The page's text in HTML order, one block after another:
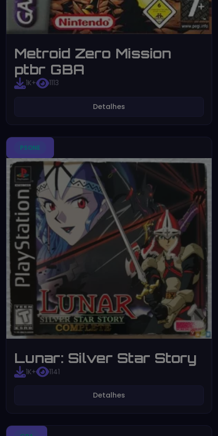
Metroid Zero Mission
ptbr GBA
1K+ 1113
Detalhes
PSONE
Lunar: Silver Star Story
1K+ 1141
Detalhes